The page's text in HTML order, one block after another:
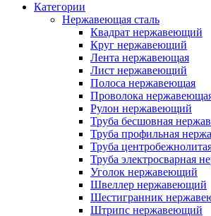
Категории
Нержавеющая сталь
Квадрат нержавеющий
Круг нержавеющий
Лента нержавеющая
Лист нержавеющий
Полоса нержавеющая
Проволока
Рулон нержавеющий
Труба бесшовная
Труба профильная
Труба
Труба электросварная
Уголок нержавеющий
Швеллер нержавеющий
Шестигранник
Штрипс нержавеющий